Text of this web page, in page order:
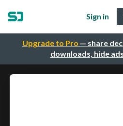
Upgrade to Pro — share
downloads, hide
Sign in